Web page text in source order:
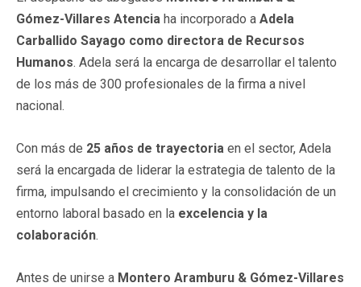
Gómez-Villares Atencia ha incorporado a Adela
Carballido Sayago como directora de Recursos
Humanos. Adela será la encarga de desarrollar el talento
de los más de 300 profesionales de la firma a nivel
nacional.
Con más de 25 años de trayectoria en el sector, Adela
será la encargada de liderar la estrategia de talento de la
firma, impulsando el crecimiento y la consolidación de un
entorno laboral basado en la excelencia y la
colaboración.
Antes de unirse a Montero Aramburu & Gómez-Villares